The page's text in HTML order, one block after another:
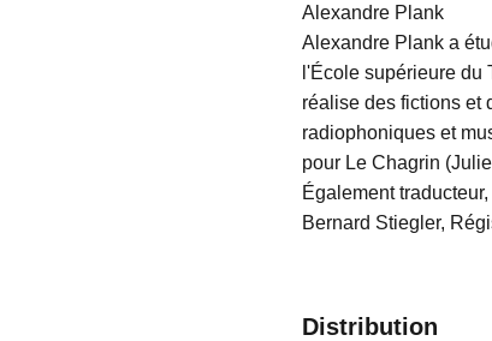
Alexandre Plank
Alexandre Plank a
l'École supérieure du
réalise des fictions et
radiophoniques et
pour Le Chagrin
Également
Bernard Stiegler,
Distribution